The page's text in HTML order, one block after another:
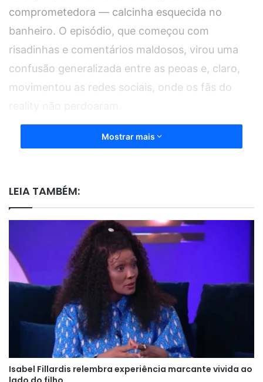
comprometedora — calcinha esquecida no
banheiro. O episódio, que começou com
risadinhas e comentários maldosos, virou uma
confusão generalizada entre as peoas e, claro,
movimentou as redes sociais, onde os fãs do
Mostrar mais
LEIA TAMBÉM:
Isabel Fillardis relembra experiência marcante vivida ao